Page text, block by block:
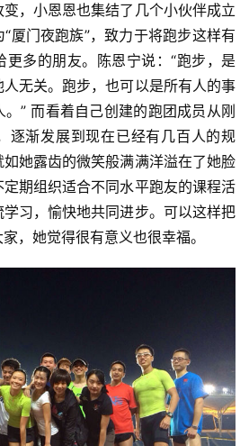
，小恩恩也集结了几个小伙伴成立
厦门夜跑族”，致力于将跑步这样有
更多的朋友。陈恩宁说：“跑步，是
无关。跑步，也可以是所有人的事
” 而看着自己创建的跑团成员从刚
逐渐发展到现在已经有几百人的规
她露齿的微笑般满满洋溢在了她脸
期组织适合不同水平跑友的课程活
习，愉快地共同进步。可以这样把
，她觉得很有意义也很幸福。